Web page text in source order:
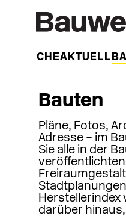
WOCHEAKTUELL
Bauten
Pläne, Fotos,
Adresse – im
Sie alle in der
Herstellerindex
darüber